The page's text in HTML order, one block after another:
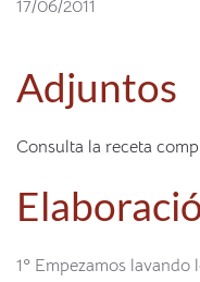
17/06/2011
Adjuntos
Consulta la receta
1º Empezamos